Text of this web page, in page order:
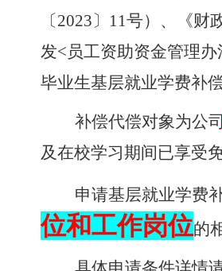
〔2023〕 11号）、《财
发< 员工资助资金管理办
毕业生基层就业学费补
补偿代偿对象为公司
及在校学习期间已享受
申请基层就业学费
位和工作岗位的